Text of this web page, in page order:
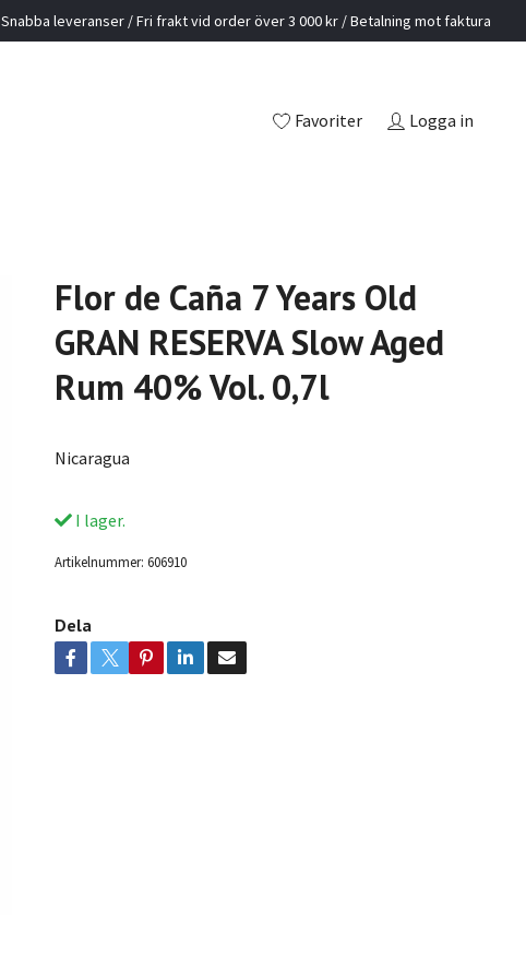
Snabba leveranser / Fri frakt vid order över 3 000 kr / Betalning mot faktura
Favoriter Logga in
Flor de Caña 7 Years Old
GRAN RESERVA Slow Aged
Rum 40% Vol. 0,7l
Nicaragua
I lager.
Artikelnummer: 606910
Dela